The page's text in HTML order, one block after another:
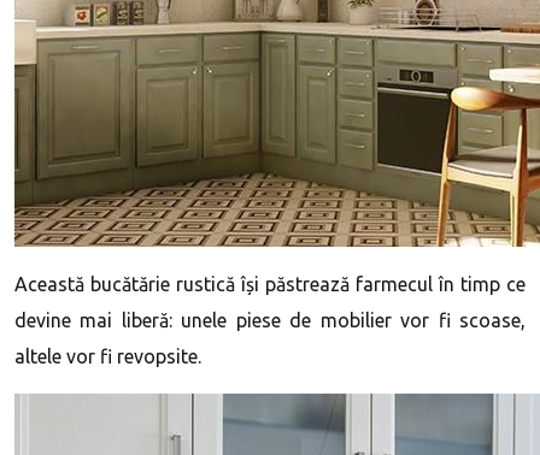
Această bucătărie rustică își păstrează farmecul în timp ce
devine mai liberă: unele piese de mobilier vor fi scoase,
altele vor fi revopsite.